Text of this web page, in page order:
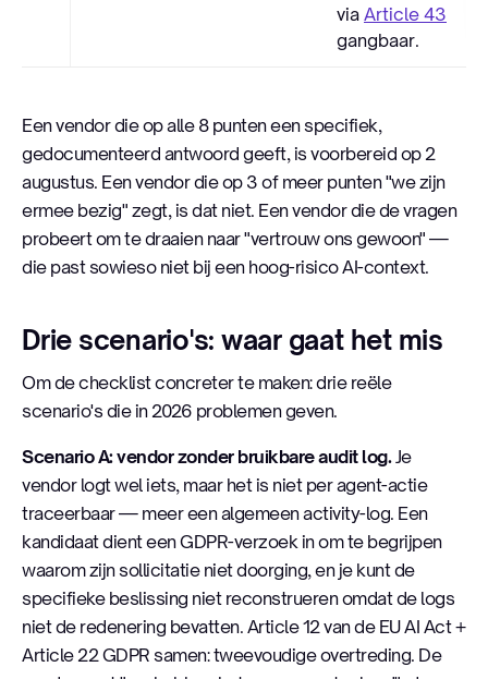
via Article 43
gangbaar.
Een vendor die op alle 8 punten een specifiek,
gedocumenteerd antwoord geeft, is voorbereid op 2
augustus. Een vendor die op 3 of meer punten "we zijn
ermee bezig" zegt, is dat niet. Een vendor die de vragen
probeert om te draaien naar "vertrouw ons gewoon" —
die past sowieso niet bij een hoog-risico AI-context.
Drie scenario's: waar gaat het mis
Om de checklist concreter te maken: drie reële
scenario's die in 2026 problemen geven.
Scenario A: vendor zonder bruikbare audit log.Je
vendor logt wel iets, maar het is niet per agent-actie
traceerbaar — meer een algemeen activity-log. Een
kandidaat dient een GDPR-verzoek in om te begrijpen
waarom zijn sollicitatie niet doorging, en je kunt de
specifieke beslissing niet reconstrueren omdat de logs
niet de redenering bevatten. Article 12 van de EU AI Act +
Article 22 GDPR samen: tweevoudige overtreding. De